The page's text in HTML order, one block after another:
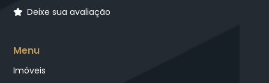
Deixe sua avaliação
Menu
Imóveis